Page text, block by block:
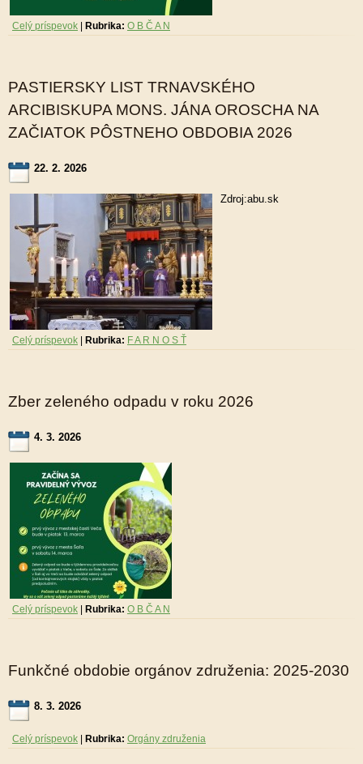
Celý príspevok Rubrika: O B Č A N
PASTIERSKY LIST TRNAVSKÉHO
ARCIBISKUPA MONS. JÁNA OROSCHA NA
ZAČIATOK PÔSTNEHO OBDOBIA 2026
22. 2. 2026
Zdroj:abu.sk
Celý príspevok Rubrika: F A R N O S Ť
Zber zeleného odpadu v roku 2026
4. 3. 2026
Celý príspevok Rubrika: O B Č A N
Funkčné obdobie orgánov združenia: 2025-2030
8. 3. 2026
Celý príspevok Rubrika: Orgány združenia